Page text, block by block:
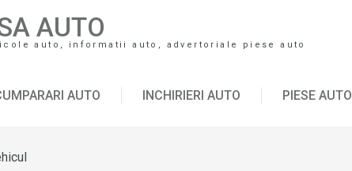
AUTO
auto, informatii auto, advertoriale piese auto
AUTO INCHIRIERI AUTO PIESE AUTO